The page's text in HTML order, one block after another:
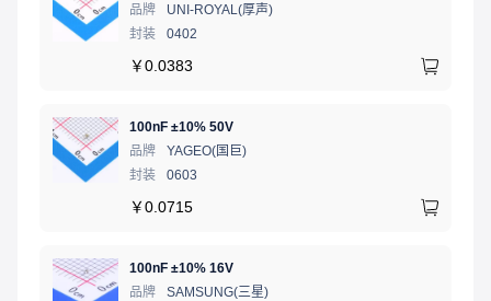
品牌
UNI-ROYAL(厚声)
封装
0402
￥0.0383
100nF ±10% 50V
品牌
YAGEO(国巨)
封装
0603
￥0.0715
100nF ±10% 16V
品牌
SAMSUNG(三星)